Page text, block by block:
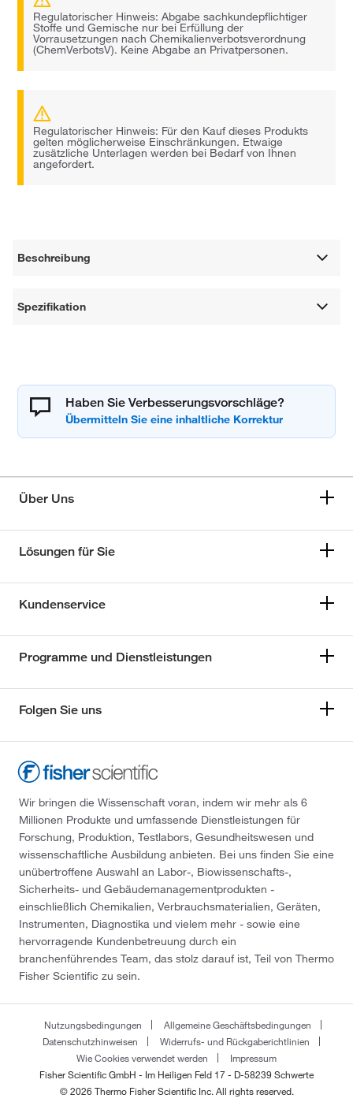
Regulatorischer Hinweis: Abgabe sachkundepflichtiger
Stoffe und Gemische nur bei Erfüllung der
Vorrausetzungen nach Chemikalienverbotsverordnung
(ChemVerbotsV). Keine Abgabe an Privatpersonen.
Regulatorischer Hinweis: Für den Kauf dieses Produkts
gelten möglicherweise Einschränkungen. Etwaige
zusätzliche Unterlagen werden bei Bedarf von Ihnen
angefordert.
Beschreibung
Spezifikation
Haben Sie Verbesserungsvorschläge?
Über Uns
Lösungen für Sie
Kundenservice
Programme und Dienstleistungen
Folgen Sie uns
Wir bringen die Wissenschaft voran, indem wir mehr als 6
Millionen Produkte und umfassende Dienstleistungen für
Forschung, Produktion, Testlabors, Gesundheitswesen und
wissenschaftliche Ausbildung anbieten. Bei uns finden Sie eine
unübertroffene Auswahl an Labor-, Biowissenschafts-,
Sicherheits- und Gebäudemanagementprodukten -
einschließlich Chemikalien, Verbrauchsmaterialien, Geräten,
Instrumenten, Diagnostika und vielem mehr - sowie eine
hervorragende Kundenbetreuung durch ein
branchenführendes Team, das stolz darauf ist, Teil von Thermo
Fisher Scientific zu sein.
Nutzungsbedingungen
Allgemeine Geschäftsbedingungen
Datenschutzhinweisen
Widerrufs- und Rückgaberichtlinien
Wie Cookies verwendet werden
Impressum
Fisher Scientific GmbH - Im Heiligen Feld 17 - D-58239 Schwerte
© 2026 Thermo Fisher Scientific Inc. All rights reserved.